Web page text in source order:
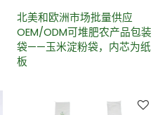
北美和欧洲市场批量供应
OEM/ODM可堆肥农产品包装
袋——玉米淀粉袋，内芯为纸
板